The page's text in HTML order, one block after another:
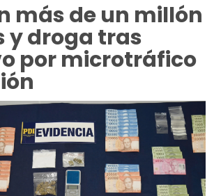
más de un millón
y droga tras
por microtráfico